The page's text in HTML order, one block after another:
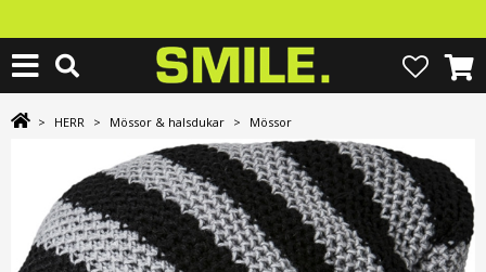
> HERR > Mössor & halsdukar > Mössor